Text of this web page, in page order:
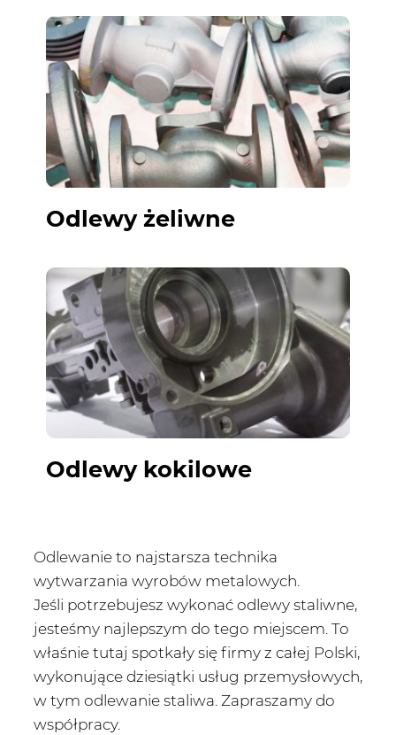
Odlewy żeliwne
Odlewy kokilowe
Odlewanie to najstarsza technika
wytwarzania wyrobów metalowych.
Jeśli potrzebujesz wykonać odlewy staliwne,
jesteśmy najlepszym do tego miejscem. To
właśnie tutaj spotkały się firmy z całej Polski,
wykonujące dziesiątki usług przemysłowych,
w tym odlewanie staliwa. Zapraszamy do
współpracy.